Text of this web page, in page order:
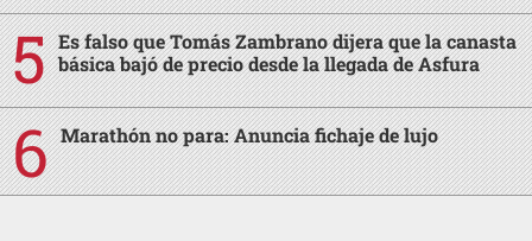
Es falso que Tomás Zambrano dijera que la canasta
básica bajó de precio desde la llegada de Asfura
Marathón no para: Anuncia fichaje de lujo